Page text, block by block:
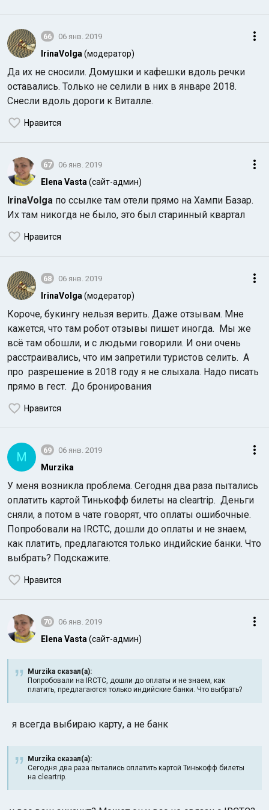
66 06 янв. 2019
IrinaVolga (модератор)
Да их не сносили. Домушки и кафешки вдоль речки
оставались. Только не селили в них в январе 2018.
Снесли вдоль дороги к Виталле.
Нравится
67 06 янв. 2019
Elena Vasta (сайт-админ)
IrinaVolga по ссылке там отели прямо на Хампи Базар.
Их там никогда не было, это был старинный квартал
Нравится
68 06 янв. 2019
IrinaVolga (модератор)
Короче, букингу нельзя верить. Даже отзывам. Мне
кажется, что там робот отзывы пишет иногда. Мы же
всё там обошли, и с людьми говорили. И они очень
расстраивались, что им запретили туристов селить. А
про разрешение в 2018 году я не слыхала. Надо писать
прямо в гест. До бронирования
Нравится
M 69 06 янв. 2019
Murzika
У меня возникла проблема. Сегодня два раза пытались
оплатить картой Тинькофф билеты на cleartrip. Деньги
сняли, а потом в чате говорят, что оплаты ошибочные.
Попробовали на IRCTC, дошли до оплаты и не знаем,
как платить, предлагаются только индийские банки. Что
выбрать? Подскажите.
Нравится
70 06 янв. 2019
Elena Vasta (сайт-админ)
Murzika сказал(а):
Попробовали на IRCTC, дошли до оплаты и не знаем, как
платить, предлагаются только индийские банки. Что выбрать?
я всегда выбираю карту, а не банк
Murzika сказал(а):
Сегодня два раза пытались оплатить картой Тинькофф билеты
на cleartrip.